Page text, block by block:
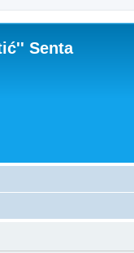
Senta